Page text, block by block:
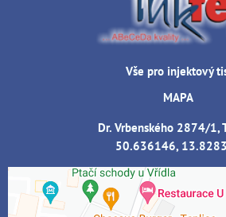
Vše pro injektový
MAPA
Dr. Vrbenského 2874/1,
50.636146,